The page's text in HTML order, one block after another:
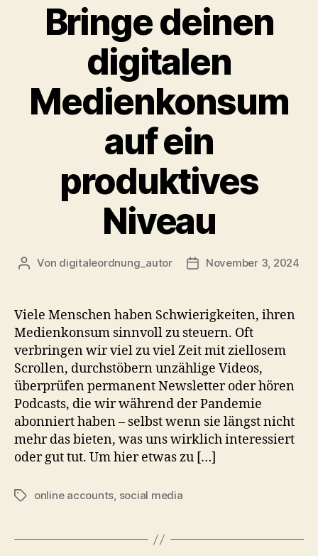
Bringe deinen
digitalen
Medienkonsum
auf ein
produktives
Niveau
Beitragsautor
Von digitaleordnung_autor Veröffentlichungsdatum
November 3, 2024
Viele Menschen haben Schwierigkeiten, ihren
Medienkonsum sinnvoll zu steuern. Oft
verbringen wir viel zu viel Zeit mit ziellosem
Scrollen, durchstöbern unzählige Videos,
überprüfen permanent Newsletter oder hören
Podcasts, die wir während der Pandemie
abonniert haben – selbst wenn sie längst nicht
mehr das bieten, was uns wirklich interessiert
oder gut tut. Um hier etwas zu […]
Schlagwörter
online accounts, social media